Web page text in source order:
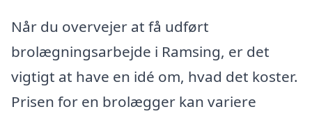
Når du overvejer at få udført
brolægningsarbejde i Ramsing, er det
vigtigt at have en idé om, hvad det koster.
Prisen for en brolægger kan variere